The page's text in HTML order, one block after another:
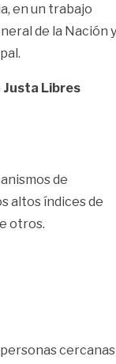
en un trabajo
de la Nación y
Justa Libres
de
altos índices de
otros.
cercanas